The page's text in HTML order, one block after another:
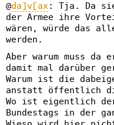
@da]v[ax: Tja. Da
der Armee ihre
wären, würde das
werden.
Aber warum muss da
damit mal darüber
Warum ist die
anstatt öffentlich
Wo ist eigentlich
Bundestags in der